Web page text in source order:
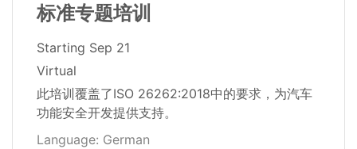
标准专题培训
Starting Sep 21
Virtual
此培训覆盖了ISO 26262:2018中的要求，为汽车
功能安全开发提供支持。
Language: German